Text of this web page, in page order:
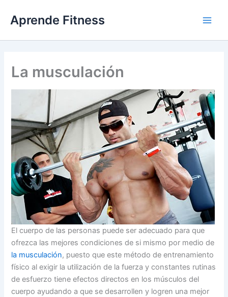
contenido
Aprende Fitness
La musculación
El cuerpo de las personas puede ser adecuado para que
ofrezca las mejores condiciones de si mismo por medio de
la musculación, puesto que este método de entrenamiento
físico al exigir la utilización de la fuerza y constantes rutinas
de esfuerzo tiene efectos directos en los músculos del
cuerpo ayudando a que se desarrollen y logren una mejor